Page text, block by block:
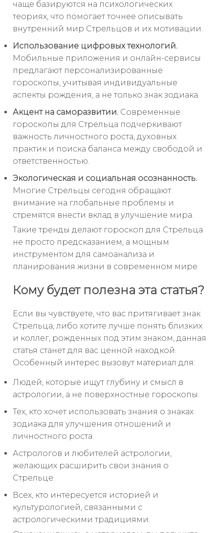
чаще базируются на психологических
теориях, что помогает точнее описывать
внутренний мир Стрельцов и их мотивации.
Использование цифровых технологий.
Мобильные приложения и онлайн-сервисы
предлагают персонализированные
гороскопы, учитывая индивидуальные
аспекты рождения, а не только знак зодиака.
Акцент на саморазвитии. Современные
гороскопы для Стрельца подчеркивают
важность личностного роста, духовных
практик и поиска баланса между свободой и
ответственностью.
Экологическая и социальная осознанность.
Многие Стрельцы сегодня обращают
внимание на глобальные проблемы и
стремятся внести вклад в улучшение мира.
Такие тренды делают гороскоп для Стрельца
не просто предсказанием, а мощным
инструментом для самоанализа и
планирования жизни в современном мире.
Кому будет полезна эта статья?
Если вы чувствуете, что вас притягивает знак
Стрельца, либо хотите лучше понять близких
и коллег, рожденных под этим знаком, данная
статья станет для вас ценной находкой.
Особенный интерес вызовут материал для:
Людей, которые ищут глубину и смысл в
астрологии, а не поверхностные гороскопы.
Тех, кто хочет использовать знания о знаках
зодиака для улучшения отношений и
личностного роста.
Астрологов и любителей астрологии,
желающих расширить свои знания о
Стрельце.
Всех, кто интересуется историей и
культурологией, связанными с
астрологическими традициями.